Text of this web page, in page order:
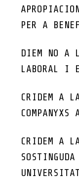
PER A
DIEM NO A
LABORAL I
CRIDEM A
COMPANYXS
CRIDEM A